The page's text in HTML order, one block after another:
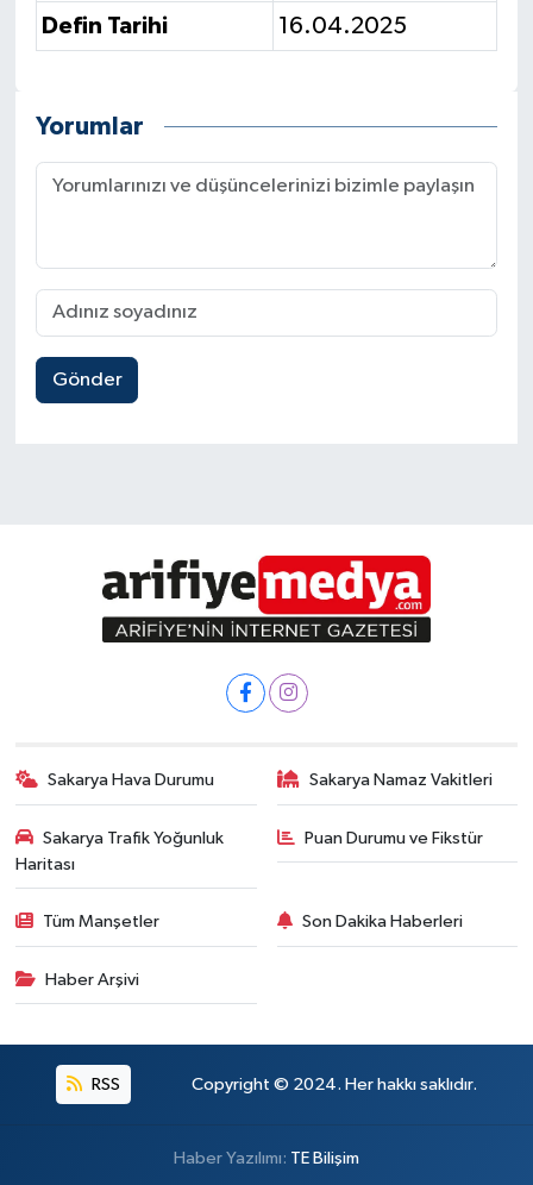
Defin Tarihi 16.04.2025
Yorumlar
Gönder
Sakarya Hava Durumu Sakarya Namaz Vakitleri
Sakarya Trafik Yoğunluk
Haritası
Puan Durumu ve Fikstür
Tüm Manşetler Son Dakika Haberleri
Haber Arşivi
RSS Copyright © 2024. Her hakkı saklıdır.
Haber Yazılımı: TE Bilişim